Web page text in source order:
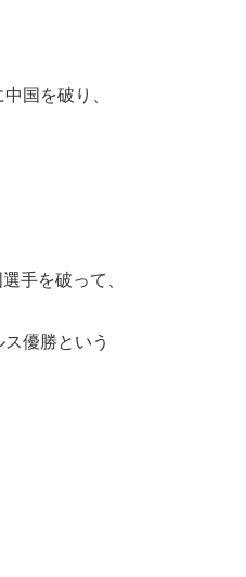
国を破り、
手を破って、
優勝という